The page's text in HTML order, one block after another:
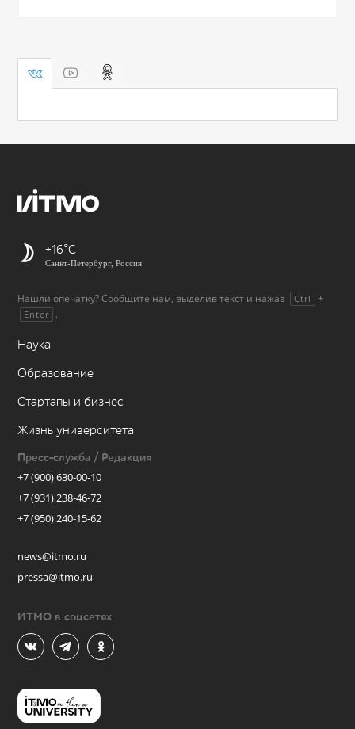
+16
Санкт-Петербург, Россия
Нашли опечатку? Сообщите нам, выделив текст и нажав Ctrl +
Enter .
Наука
Образование
Стартапы и бизнес
Жизнь университета
Пресс-служба / Редакция
+7 (900) 630-00-10
+7 (931) 238-46-72
+7 (950) 240-15-62
news@itmo.ru
pressa@itmo.ru
ИТМО в соцсетях